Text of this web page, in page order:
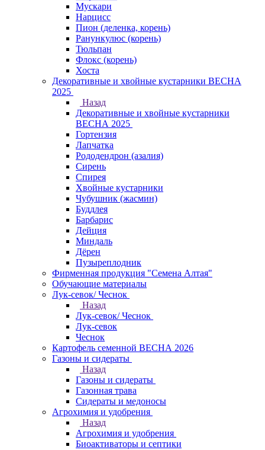
Мускари
Нарцисс
Пион (деленка, корень)
Ранункулюс (корень)
Тюльпан
Флокс (корень)
Хоста
Декоративные и хвойные кустарники ВЕСНА
2025
Назад
Декоративные и хвойные кустарники
ВЕСНА 2025
Гортензия
Лапчатка
Рододендрон (азалия)
Сирень
Спирея
Хвойные кустарники
Чубушник (жасмин)
Буддлея
Барбарис
Дейция
Миндаль
Дёрен
Пузыреплодник
Фирменная продукция "Семена Алтая"
Обучающие материалы
Лук-севок/ Чеснок
Назад
Лук-севок/ Чеснок
Лук-севок
Чеснок
Картофель семенной ВЕСНА 2026
Газоны и сидераты
Назад
Газоны и сидераты
Газонная трава
Сидераты и медоносы
Агрохимия и удобрения
Назад
Агрохимия и удобрения
Биоактиваторы и септики